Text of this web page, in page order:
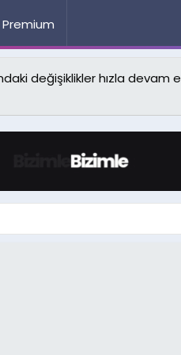
Premium
değişiklikler hızla devam